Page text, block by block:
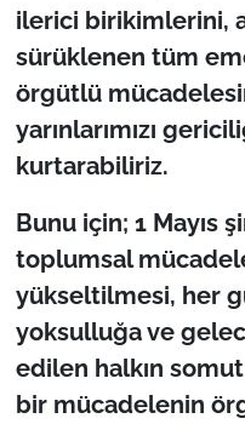
ilerici birikimlerini,
sürüklenen tüm
örgütlü
yarınlarımızı
kurtarabiliriz.
Bunu için; 1 Mayıs
toplumsal
yükseltilmesi, her
yoksulluğa ve
edilen halkın
bir mücadelenin
Güvenlik
Genel
Politika
Dış Haberler
Magazin
İş Dünyası